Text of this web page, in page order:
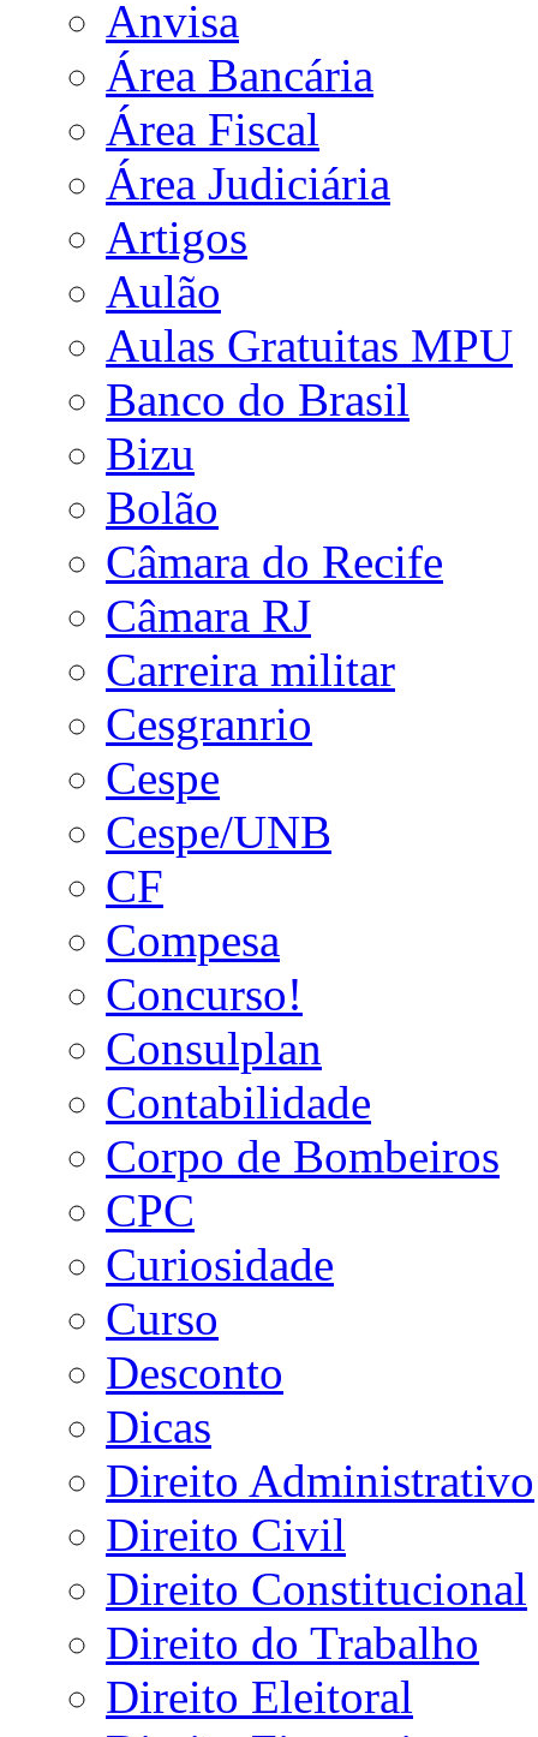
Anvisa
Área Bancária
Área Fiscal
Área Judiciária
Artigos
Aulão
Aulas Gratuitas MPU
Banco do Brasil
Bizu
Bolão
Câmara do Recife
Câmara RJ
Carreira militar
Cesgranrio
Cespe
Cespe/UNB
CF
Compesa
Concurso!
Consulplan
Contabilidade
Corpo de Bombeiros
CPC
Curiosidade
Curso
Desconto
Dicas
Direito Administrativo
Direito Civil
Direito Constitucional
Direito do Trabalho
Direito Eleitoral